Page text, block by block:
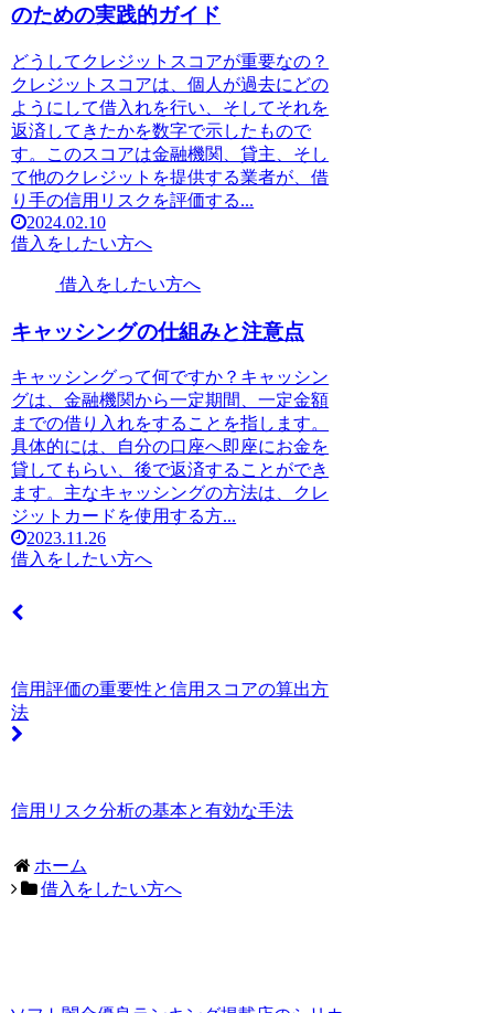
のための実践的ガイド
どうしてクレジットスコアが重要なの？
クレジットスコアは、個人が過去にどの
ようにして借入れを行い、そしてそれを
返済してきたかを数字で示したもので
す。このスコアは金融機関、貸主、そし
て他のクレジットを提供する業者が、借
り手の信用リスクを評価する...
2024.02.10
借入をしたい方へ
借入をしたい方へ
キャッシングの仕組みと注意点
キャッシングって何ですか？キャッシン
グは、金融機関から一定期間、一定金額
までの借り入れをすることを指します。
具体的には、自分の口座へ即座にお金を
貸してもらい、後で返済することができ
ます。主なキャッシングの方法は、クレ
ジットカードを使用する方...
2023.11.26
借入をしたい方へ
信用評価の重要性と信用スコアの算出方
法
信用リスク分析の基本と有効な手法
ホーム
借入をしたい方へ